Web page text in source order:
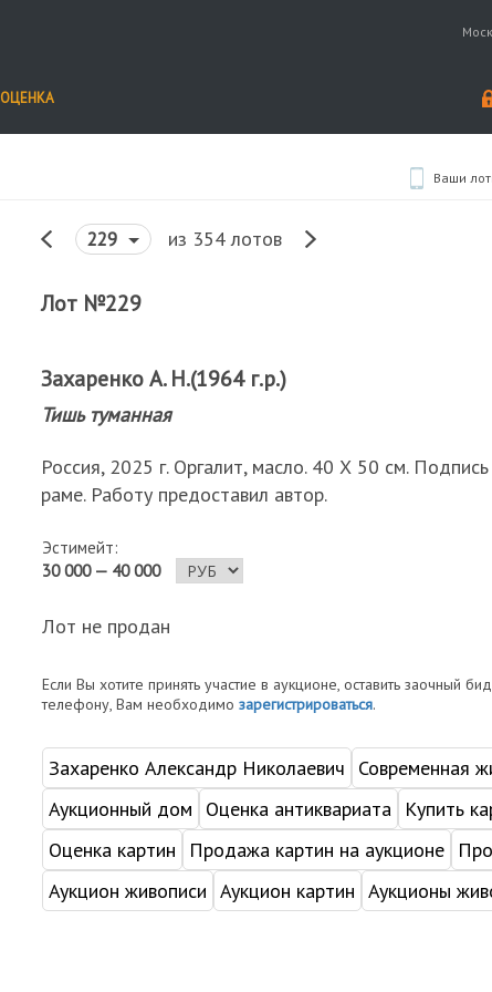
ОЦЕНКА
Ваши
229 из 354 лотов
Лот №229
Захаренко А. Н.(1964 г.р.)
Тишь туманная
Россия, 2025 г. Оргалит, масло. 40 Х 50 см.
раме. Работу предоставил автор.
Эстимейт:
30 000 — 40 000
Лот не продан
Если Вы хотите принять участие в аукционе, оставить заочный
телефону, Вам необходимо зарегистрироваться.
Захаренко Александр Николаевич
Современная
Аукционный дом
Оценка антиквариата
Купить
Оценка картин
Продажа картин на аукционе
Аукцион живописи Аукцион картин Аукционы